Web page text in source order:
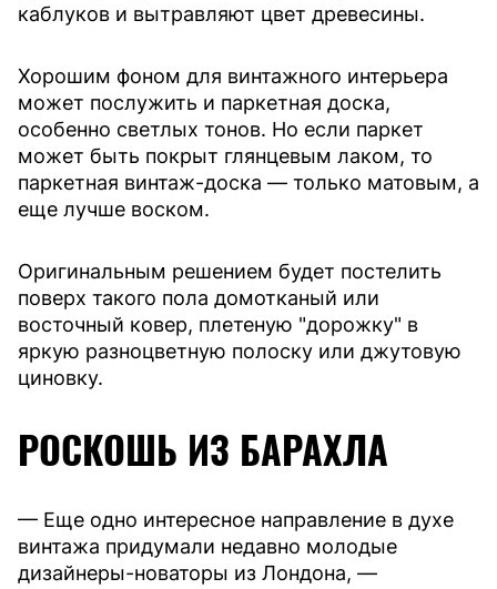
каблуков и вытравляют цвет древесины.
Хорошим фоном для винтажного интерьера
может послужить и паркетная доска,
особенно светлых тонов. Но если паркет
может быть покрыт глянцевым лаком, то
паркетная винтаж-доска — только матовым, а
еще лучше воском.
Оригинальным решением будет постелить
поверх такого пола домотканый или
восточный ковер, плетеную "дорожку" в
яркую разноцветную полоску или джутовую
циновку.
РОСКОШЬ ИЗ БАРАХЛА
— Еще одно интересное направление в духе
винтажа придумали недавно молодые
дизайнеры-новаторы из Лондона, —